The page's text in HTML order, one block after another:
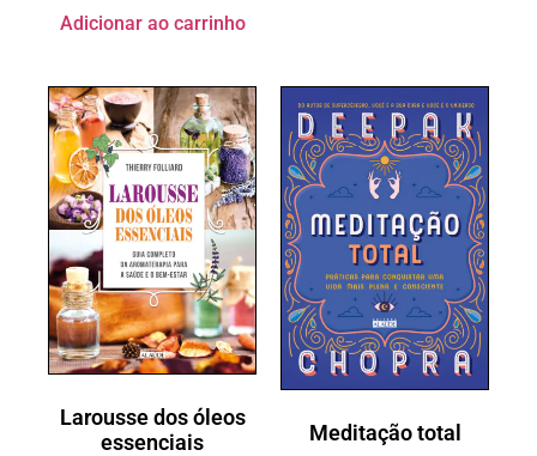
Adicionar ao carrinho
Larousse dos óleos
essenciais
Meditação total